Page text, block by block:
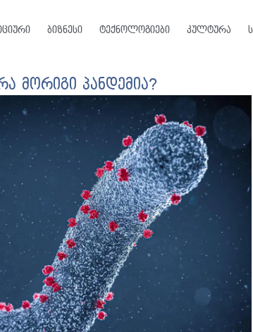
ბიზნესი ტექნოლოგიები კულტურა
მორიგი პანდემია?